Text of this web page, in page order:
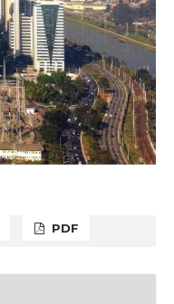
PDF